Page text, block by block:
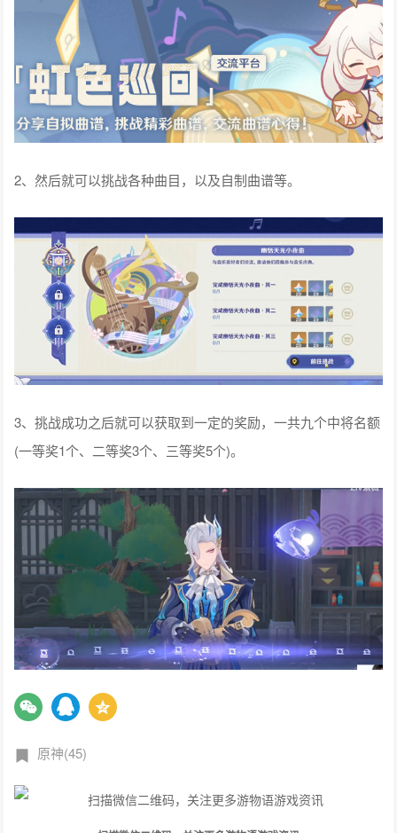
2、然后就可以挑战各种曲目，以及自制曲谱等。
3、挑战成功之后就可以获取到一定的奖励，一共九个中将名额
(一等奖1个、二等奖3个、三等奖5个)。
原神(45)